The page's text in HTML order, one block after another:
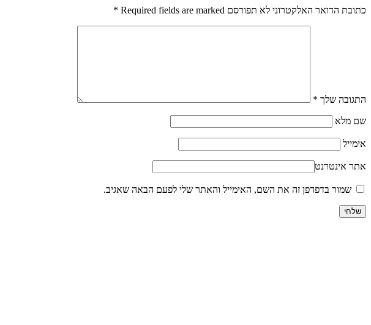
כתובת הדואר האלקטרוני לא תפורסם Required fields are marked *
התגובה שלך *
שם מלא
אימייל
אתר אינטרנט
שמור בדפדפן זה את השם, האימייל והאתר שלי לפעם הבאה שאגיב.